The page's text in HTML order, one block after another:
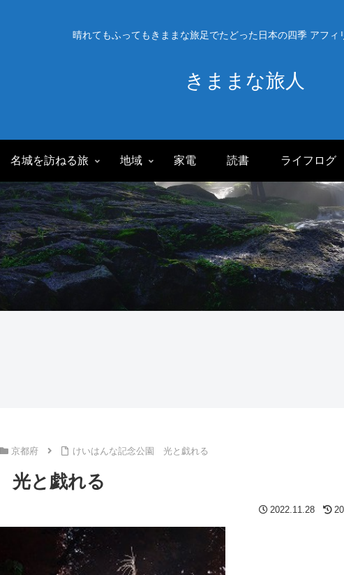
晴れてもふってもきままな旅足でたどった日本の四季 アフィ
きままな旅人
名城を訪ねる旅 地域 家電 読書 ライフログ
京都府 けいはんな記念公園 光と戯れる
光と戯れる
2022.11.28